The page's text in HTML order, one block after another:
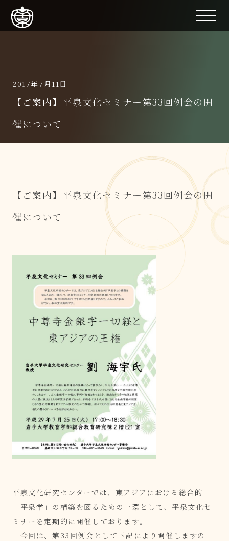
2017年7月11日
【ご案内】平泉文化セミナー第33回例会の開
催について
【ご案内】平泉文化セミナー第33回例会の開
催について
平泉文化研究センターでは、東アジアにおける総合的
「平泉学」の構築を図るための一環として、平泉文化セ
ミナーを定期的に開催しております。
今回は、第33回例会として下記により開催しますの